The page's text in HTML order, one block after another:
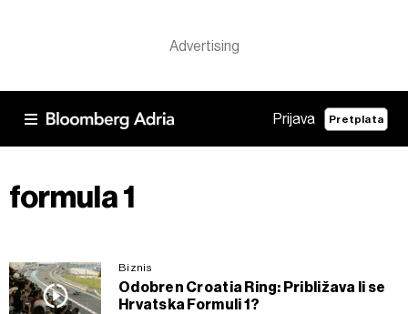
Prijava Pretplata
formula 1
Biznis
Odobren Croatia Ring: Približava li se
Hrvatska Formuli 1?